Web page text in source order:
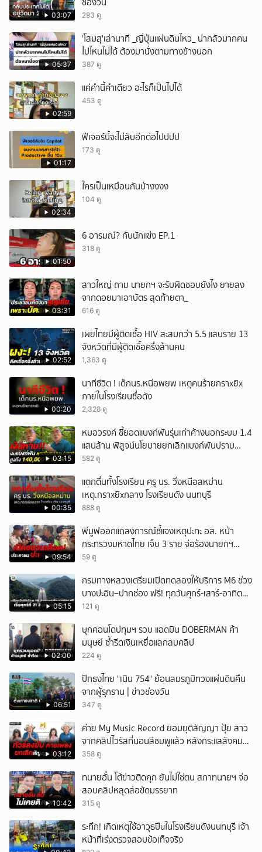
03:07 293 ดู
05:37
'โสมสุ'เล่านาที _ญี่ปุ่นแผ่นดินไหว_ น่ากลัวมากคน
ไปไหนไม่ได้ ต้องมานั่งตามทางข้างนอก
387 ดู
02:59
แค่คำนี้คำเดียว อะไรก็เป็นไปได้
453 ดู
01:17
ฟีเจอร์นี้จะไม่ลับอีกต่อไปปปป
173 ดู
02:34
ใครเป็นเหมือนกันบ้างงงง
104 ดู
01:50
6 อารมณ์? กับนักแข่ง EP.1
318 ดู
03:31
สาวใหญ่ ถาม นายกฯ จะรับผิดชอบยังไง ยายลง
จากดอยมาเอาบัตร สุดท้ายตา_
616 ดู
02:52
เผยไทยมีผู้ติดเชื้อ HIV สะสมกว่า 5.5 แสนราย 13
จังหวัดที่มีผู้ติดเชื้อครึ่งล้านคน
1,363 ดู
00:20
นาทีชีวิต ! เด็กนร.หนีอพยพ เหตุคนร้ายกราxยิx
ภายในโรงเรียนชื่อดัง
2,328 ดู
03:15
หมอวรงค์ ชี้ยอดแบงก์พันรุ่นเก่าค้างนอกระบบ 1.4
แสนล้าน พิสูจน์นโยบายยกเลิกแบงก์พันปราบ
ธุรกิจสีเทา
582 ดู
00:35
แตกตื่นทั้งโรงเรียน ครู นร. วิ่งหนีอลหม่าน
เหตุ.กราxยิxกลาง โรงเรียนดัง นนทบุรี
888 ดู
09:54
พีมูฟออกแถลงการณ์ชี้แจงเหตุปะทะ อส. หน้า
กระทรวงมหาดไทย เจ็บ 3 ราย จ่อร้องนายกฯ
ตรวจสอบ
59 ดู
05:15
กรมทางหลวงเตรียมเปิดทดลองให้บริการ M6 ช่วง
บางปะอิน–ปากช่อง ฟรี! ทุกวันศุกร์-เสาร์-อาทิตย์
เริ่มศุกร์ที่ 21 สิงหาคม 2569 นี้
121 ดู
02:00
บุกคอนโดปทุมฯ รวบ แอดมิน DOBERMAN ค้า
มนุษย์ ซ้ำรีดเงินเหยื่อแลกลบคลิป
224 ดู
06:51
ปักธงไทย "เนิน 754" ย้อนสมรภูมิทวงแผ่นดินคืน
จากผู้รุกราน | ข่าวช่องวัน
347 ดู
03:12
ค่าย My Music Record ยอมยุติสัญญา ปุ้ย สาว
จากคลิปไวรัลที่นอนสีชมพูแล้ว หลังกระแสสังคม
และคนในวงการวิจารณ์เรื่องความเหมาะสม
358 ดู
10:42
ทนายอั๋น โต้ข่าวติดคุก ยันไม่ใช่ตน สภาทนายฯ จ่อ
สอบคลิปหลุดส่อขัดมรรยาท
315 ดู
ระทึก! เกิดเหตุใช้อาวุธปืuในโรงเรียนดังนนทบุรี เจ้า
หน้าที่เร่งตรวจสอบข้อเท็จจริง
ยกเลิก